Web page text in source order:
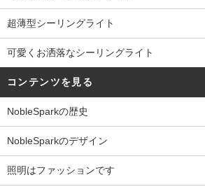
超薄型シーリングライト
可愛くお洒落なシーリングライト
コンテンツを見る
NobleSparkの歴史
NobleSparkのデザイン
照明はファッションです